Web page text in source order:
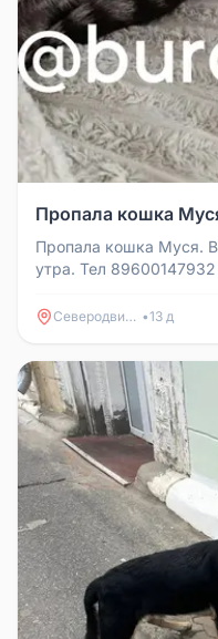
Пропала кошка
Пропала кошка Муся.
утра. Тел 89600147932
Северодвинск •13 д